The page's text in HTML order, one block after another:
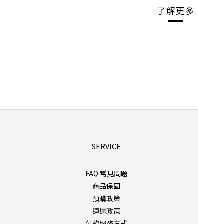
了解更多
SERVICE
FAQ 常見問題
商品保固
預購政策
運送政策